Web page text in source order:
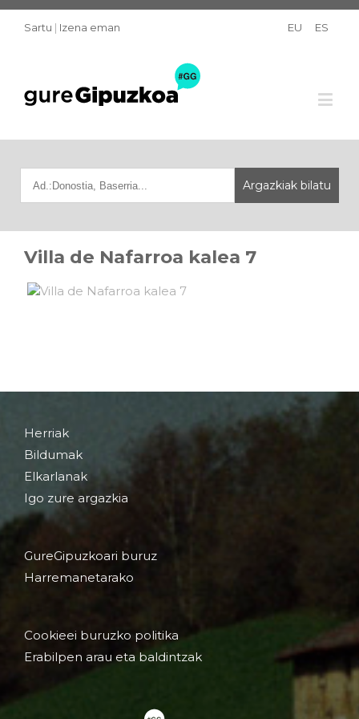
Sartu | Izena eman EU ES
Villa de Nafarroa kalea 7
Herriak
Bildumak
Elkarlanak
Igo zure argazkia
GureGipuzkoari buruz
Harremanetarako
Cookieei buruzko politika
Erabilpen arau eta baldintzak